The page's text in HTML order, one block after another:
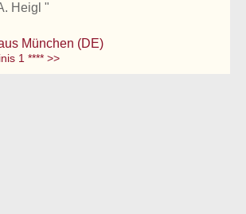
Heigl "
München (DE)
1 **** >>